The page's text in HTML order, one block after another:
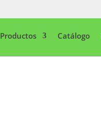
Productos Catálogo